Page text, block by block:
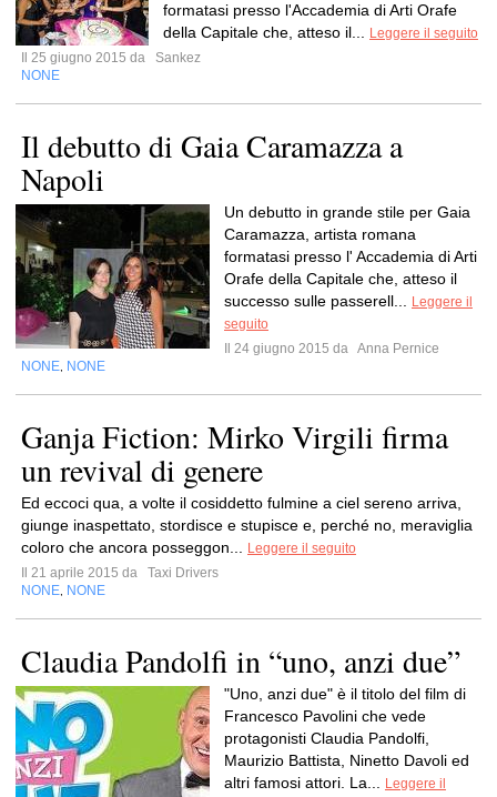
formatasi presso l'Accademia di Arti Orafe
della Capitale che, atteso il...
Leggere il seguito
Il 25 giugno 2015 da
Sankez
NONE
Il debutto di Gaia Caramazza a
Napoli
Un debutto in grande stile per Gaia
Caramazza, artista romana
formatasi presso l' Accademia di Arti
Orafe della Capitale che, atteso il
successo sulle passerell...
Leggere il
seguito
Il 24 giugno 2015 da Anna Pernice
NONE NONE
Ganja Fiction: Mirko Virgili firma
un revival di genere
Ed eccoci qua, a volte il cosiddetto fulmine a ciel sereno arriva,
giunge inaspettato, stordisce e stupisce e, perché no, meraviglia
coloro che ancora posseggon...
Leggere il seguito
Il 21 aprile 2015 da
Taxi Drivers
NONE NONE
Claudia Pandolfi in “uno, anzi due”
"Uno, anzi due" è il titolo del film di
Francesco Pavolini che vede
protagonisti Claudia Pandolfi,
Maurizio Battista, Ninetto Davoli ed
altri famosi attori. La...
Leggere il